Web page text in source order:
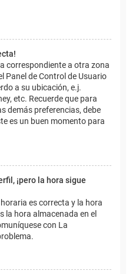
correspondiente a otra zona
Panel de Control de Usuario
a su ubicación, e.j.
etc. Recuerde que para
demás preferencias, debe
es un buen momento para
¡pero la hora sigue
es correcta y la hora
la hora almacenada en el
con La